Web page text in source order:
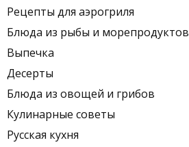
Рецепты для аэрогриля
Блюда из рыбы и морепродуктов
Выпечка
Десерты
Блюда из овощей и грибов
Кулинарные советы
Русская кухня